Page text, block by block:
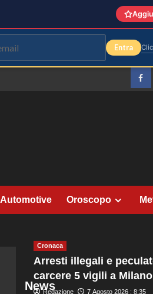
Automotive Oroscopo
News
Cronaca
Arresti illegali e
carcere 5 vigili a Milano
Redazione 7 Agosto 2026 : 8:35
Entra